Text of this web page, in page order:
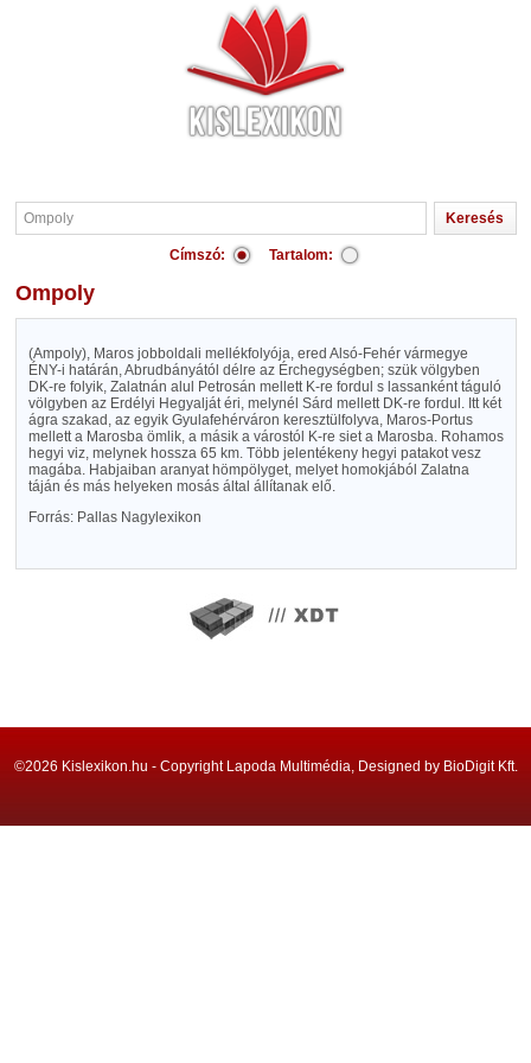
Címszó: Tartalom:
Ompoly
(Ampoly), Maros jobboldali mellékfolyója, ered Alsó-Fehér vármegye
ÉNY-i határán, Abrudbányától délre az Érchegységben; szük völgyben
DK-re folyik, Zalatnán alul Petrosán mellett K-re fordul s lassanként táguló
völgyben az Erdélyi Hegyalját éri, melynél Sárd mellett DK-re fordul. Itt két
ágra szakad, az egyik Gyulafehérváron keresztülfolyva, Maros-Portus
mellett a Marosba ömlik, a másik a várostól K-re siet a Marosba. Rohamos
hegyi viz, melynek hossza 65 km. Több jelentékeny hegyi patakot vesz
magába. Habjaiban aranyat hömpölyget, melyet homokjából Zalatna
táján és más helyeken mosás által állítanak elő.
Forrás: Pallas Nagylexikon
©2026 Kislexikon.hu - Copyright Lapoda Multimédia, Designed by BioDigit Kft.